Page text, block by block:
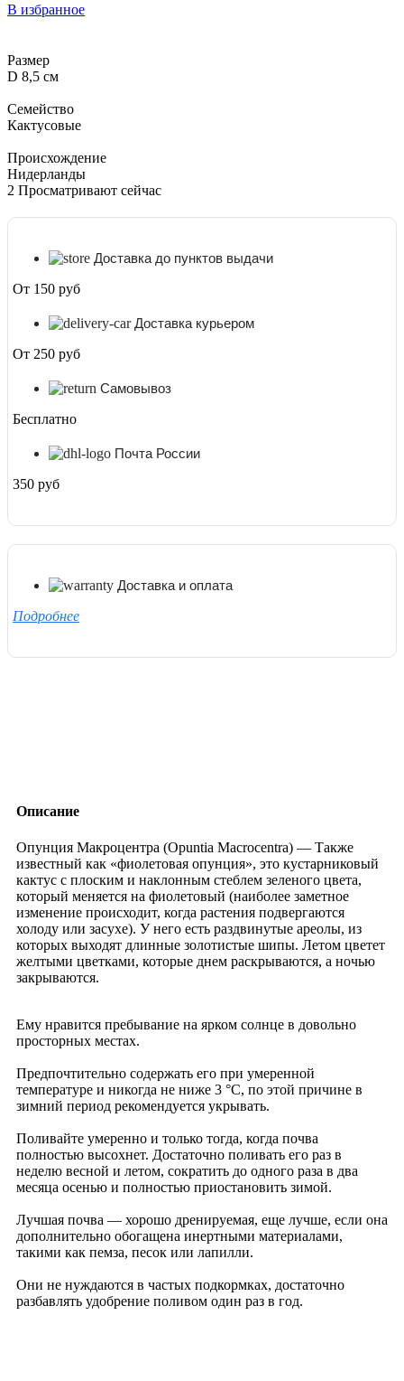
В избранное
Размер
D 8,5 см
Семейство
Кактусовые
Происхождение
Нидерланды
2 Просматривают сейчас
Доставка до пунктов выдачи
От 150 руб
Доставка курьером
От 250 руб
Самовывоз
Бесплатно
Почта России
350 руб
Доставка и оплата
Подробнее
Описание
Опунция Макроцентра (Opuntia Macrocentra) — Также
известный как «фиолетовая опунция», это кустарниковый
кактус с плоским и наклонным стеблем зеленого цвета,
который меняется на фиолетовый (наиболее заметное
изменение происходит, когда растения подвергаются
холоду или засухе). У него есть раздвинутые ареолы, из
которых выходят длинные золотистые шипы. Летом цветет
желтыми цветками, которые днем ​​раскрываются, а ночью
закрываются.
Ему нравится пребывание на ярком солнце в довольно
просторных местах.
Предпочтительно содержать его при умеренной
температуре и никогда не ниже 3 °C, по этой причине в
зимний период рекомендуется укрывать.
Поливайте умеренно и только тогда, когда почва
полностью высохнет. Достаточно поливать его раз в
неделю весной и летом, сократить до одного раза в два
месяца осенью и полностью приостановить зимой.
Лучшая почва — хорошо дренируемая, еще лучше, если она
дополнительно обогащена инертными материалами,
такими как пемза, песок или лапилли.
Они не нуждаются в частых подкормках, достаточно
разбавлять удобрение поливом один раз в год.